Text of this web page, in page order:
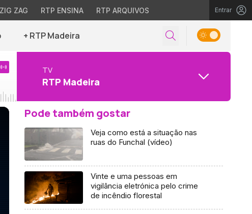
ZAG RTP ENSINA RTP ARQUIVOS Entrar
+ RTP Madeira
TV
RTP Madeira
Pode também gostar
Veja como está a situação nas
ruas do Funchal (vídeo)
Vinte e uma pessoas em
vigilância eletrónica pelo crime
de incêndio florestal